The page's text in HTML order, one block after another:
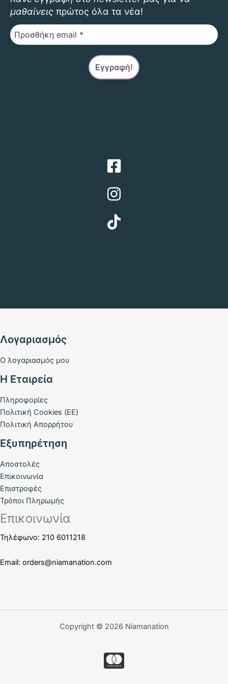
μαθαίνεις πρώτος όλα τα νέα!
Λογαριασμός
Ο λογαριασμός μου
Η Εταιρεία
Πληροφορίες
Πολιτική Cookies (ΕΕ)
Πολιτική Απορρήτου
Εξυπηρέτηση
Αποστολές
Επικοινωνία
Επιστροφές
Τρόποι Πληρωμής
Επικοινωνία
Τηλέφωνο: 210 6011218
Email: orders@niamanation.com
Copyright © 2026 Niamanation